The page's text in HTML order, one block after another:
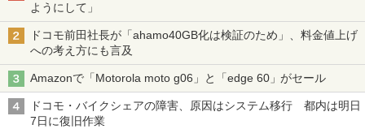
ようにして」
ドコモ前田社長が「ahamo40GB化は検証のため」、料金値上げ
への考え方にも言及
Amazonで「Motorola moto g06」と「edge 60」がセール
ドコモ・バイクシェアの障害、原因はシステム移行 都内は明日
7日に復旧作業